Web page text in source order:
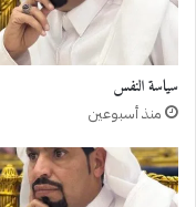
سياسة النفس
منذ أسبوعين